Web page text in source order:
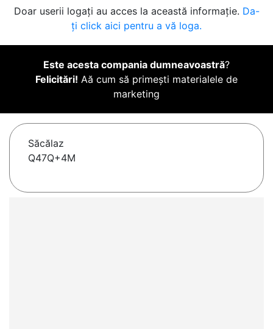
Doar userii logați au acces la această informație. Da-
ți click aici pentru a vă loga.
Este acesta compania dumneavoastră?
Felicitări! Aă cum să primești materialele de
marketing
Săcălaz
Q47Q+4M